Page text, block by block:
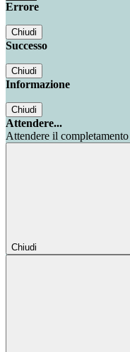
Errore
Chiudi
Successo
Chiudi
Informazione
Chiudi
Attendere...
Attendere il
Chiudi